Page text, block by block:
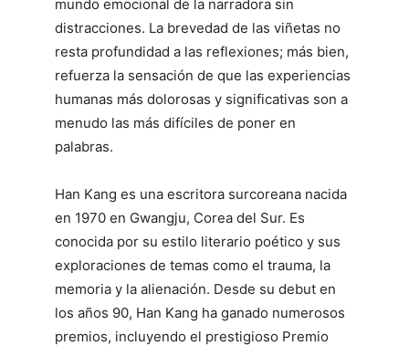
mundo emocional de la narradora sin
distracciones. La brevedad de las viñetas no
resta profundidad a las reflexiones; más bien,
refuerza la sensación de que las experiencias
humanas más dolorosas y significativas son a
menudo las más difíciles de poner en
palabras.
Han Kang es una escritora surcoreana nacida
en 1970 en Gwangju, Corea del Sur. Es
conocida por su estilo literario poético y sus
exploraciones de temas como el trauma, la
memoria y la alienación. Desde su debut en
los años 90, Han Kang ha ganado numerosos
premios, incluyendo el prestigioso Premio